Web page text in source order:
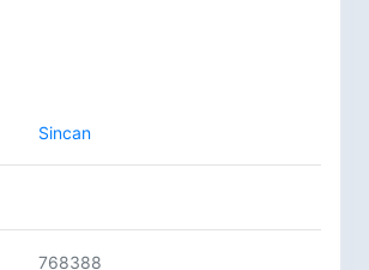
Sincan
768388